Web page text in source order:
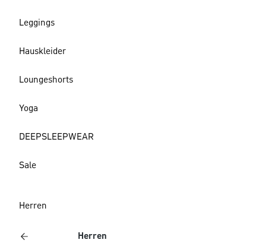
Leggings
Hauskleider
Loungeshorts
Yoga
DEEPSLEEPWEAR
Sale
Herren
Herren